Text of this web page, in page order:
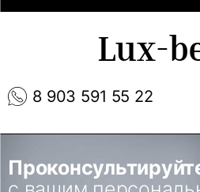
8 903 591 55 22
Lux-